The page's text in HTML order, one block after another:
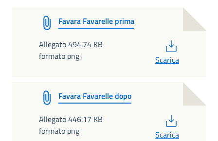
Favara Favarelle prima
Allegato 494.74 KB
formato png
Scarica
Favara Favarelle dopo
Allegato 446.17 KB
formato png
Scarica